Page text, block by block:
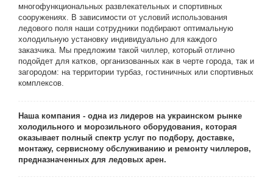
многофункциональных развлекательных и спортивных
сооружениях. В зависимости от условий использования
ледового поля наши сотрудники подбирают оптимальную
холодильную установку индивидуально для каждого
заказчика. Мы предложим такой чиллер, который отлично
подойдет для катков, организованных как в черте города, так и
загородом: на территории турбаз, гостиничных или спортивных
комплексов.
Наша компания - одна из лидеров на украинском рынке
холодильного и морозильного оборудования, которая
оказывает полный спектр услуг по подбору, доставке,
монтажу, сервисному обслуживанию и ремонту чиллеров,
предназначенных для ледовых арен.